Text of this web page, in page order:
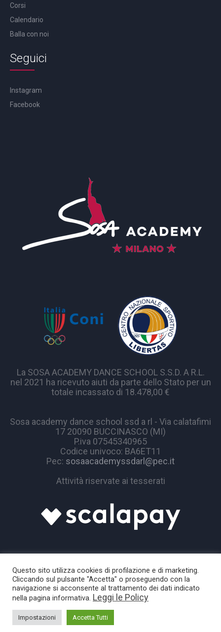
Corsi
Calendario
Balla con noi
Seguici
Instagram
Facebook
La SOSA ACADEMY DANCE SCHOOL S.S.D. A R.L.
nel 2021 ha ricevuto aiuti da parte dello Stato per un
totale incassato di 18.478,00 €
Sosa academy dance school ssd a rl - Via calatafimi
17 20090 BUCCINASCO (MI)
P.iva 07545340965
Codice univoco: BA6ET11
Pec: sosaacademyssdarl@pec.it
Attività riservate ai tesserati
Sosa Academy © 2024 / All Rights Reserved
Questo sito utilizza cookies di profilazione e di marketing.
Cliccando sul pulsante "Accetta" o proseguendo con la
navigazione si acconsente al trattamento dei dati indicato
nella pagina informativa. Leggi le Policy
Impostazioni Accetta Tutti